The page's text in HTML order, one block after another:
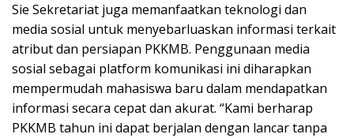
Sie Sekretariat juga memanfaatkan teknologi dan
media sosial untuk menyebarluaskan informasi terkait
atribut dan persiapan PKKMB. Penggunaan media
sosial sebagai platform komunikasi ini diharapkan
mempermudah mahasiswa baru dalam mendapatkan
informasi secara cepat dan akurat. “Kami berharap
PKKMB tahun ini dapat berjalan dengan lancar tanpa